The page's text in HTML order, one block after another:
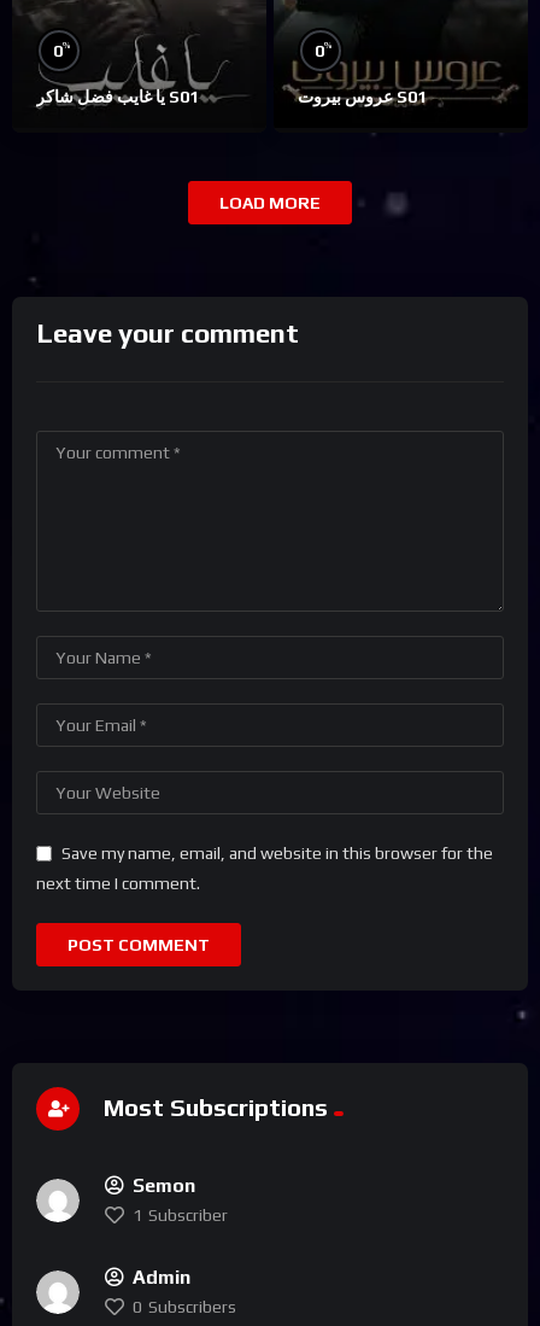
0%
يا غايب فضل شاكر S01
0%
عروس بيروت S01
LOAD MORE
Leave your comment
Save my name, email, and website in this browser for the
next time I comment.
Most Subscriptions
Semon
1 Subscriber
Admin
0 Subscribers